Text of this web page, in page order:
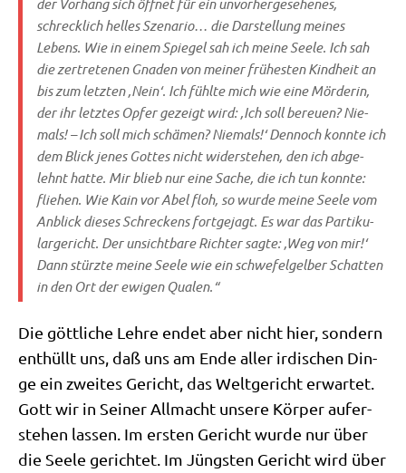
schreck­lich hel­les Sze­na­rio… die Dar­stel­lung mei­nes
Lebens. Wie in einem Spie­gel sah ich mei­ne See­le. Ich sah
die zer­tre­te­nen Gna­den von mei­ner frü­he­sten Kind­heit an
bis zum letz­ten ‚Nein‘. Ich fühl­te mich wie eine Mör­de­rin,
der ihr letz­tes Opfer gezeigt wird: ‚Ich soll bereu­en? Nie­
mals! – Ich soll mich schä­men? Nie­mals!‘ Den­noch konn­te ich
dem Blick jenes Got­tes nicht wider­ste­hen, den ich abge­
lehnt hat­te. Mir blieb nur eine Sache, die ich tun konn­te:
flie­hen. Wie Kain vor Abel floh, so wur­de mei­ne See­le vom
Anblick die­ses Schreckens fort­ge­jagt. Es war das Par­ti­ku­
lar­ge­richt. Der unsicht­ba­re Rich­ter sag­te: ‚Weg von mir!‘
Dann stürz­te mei­ne See­le wie ein schwe­fel­gel­ber Schat­ten
in den Ort der ewi­gen Qualen.“
Die gött­li­che Leh­re endet aber nicht hier, son­dern
ent­hüllt uns, daß uns am Ende aller irdi­schen Din­
ge ein zwei­tes Gericht, das Welt­ge­richt erwar­tet.
Gott wir in Sei­ner All­macht unse­re Kör­per auf­er­
ste­hen las­sen. Im ersten Gericht wur­de nur über
die See­le gerich­tet. Im Jüng­sten Gericht wird über